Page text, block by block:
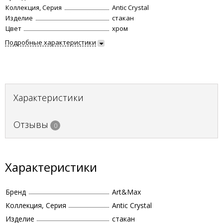
Коллекция, Серия
Antic Crystal
Изделие
стакан
Цвет
хром
Подробные характеристики
Характеристики
Отзывы 0
Характеристики
Бренд
Art&Max
Коллекция, Серия
Antic Crystal
Изделие
стакан